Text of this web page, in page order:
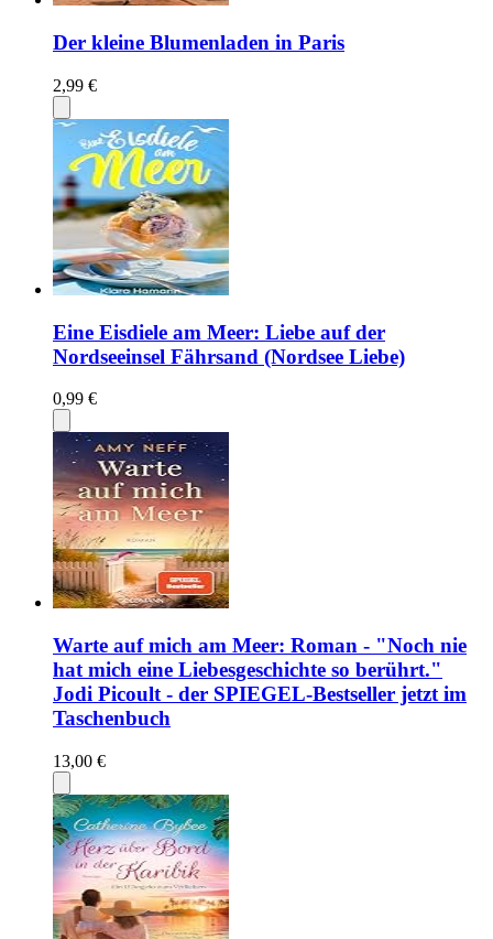
Der kleine Blumenladen in Paris
2,99 €
Eine Eisdiele am Meer: Liebe auf der
Nordseeinsel Fährsand (Nordsee Liebe)
0,99 €
Warte auf mich am Meer: Roman - "Noch nie
hat mich eine Liebesgeschichte so berührt."
Jodi Picoult - der SPIEGEL-Bestseller jetzt im
Taschenbuch
13,00 €